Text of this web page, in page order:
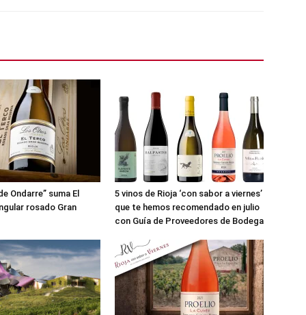
Ondarre” suma El
rosado Gran
5 vinos de Rioja ‘con sabor a viernes’
que te hemos recomendado en julio
con Guía de Proveedores de Bodega